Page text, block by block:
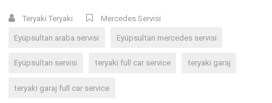
Teryaki Teryaki Mercedes Servisi
Eyüpsultan araba servisi Eyüpsultan mercedes servisi
Eyüpsultan servisi teryaki full car service teryaki garaj
teryaki garaj full car service